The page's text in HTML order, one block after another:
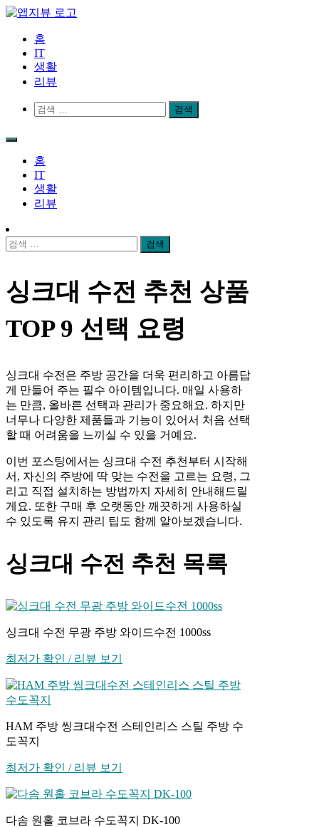
Skip
content
앱지뷰
적절하고 좋은 상품 리뷰
홈
IT
생활
리뷰
검
홈
IT
생활
리뷰
검
싱크대 수전 추천 상품
TOP 9 선택 요령
싱크대 수전은 주방 공간을 더욱 편리하고 아름답
게 만들어 주는 필수 아이템입니다. 매일 사용하
는 만큼, 올바른 선택과 관리가 중요해요. 하지만
너무나 다양한 제품들과 기능이 있어서 처음 선택
할 때 어려움을 느끼실 수 있을 거예요.
이번 포스팅에서는 싱크대 수전 추천부터 시작해
서, 자신의 주방에 딱 맞는 수전을 고르는 요령, 그
리고 직접 설치하는 방법까지 자세히 안내해드릴
게요. 또한 구매 후 오랫동안 깨끗하게 사용하실
수 있도록 유지 관리 팁도 함께 알아보겠습니다.
싱크대 수전 추천 목록
싱크대 수전 무광 주방 와이드수전 1000ss
최저가 확인 / 리뷰 보기
HAM 주방 씽크대수전 스테인리스 스틸 주방 수
도꼭지
최저가 확인 / 리뷰 보기
다솜 원홀 코브라 수도꼭지 DK-100